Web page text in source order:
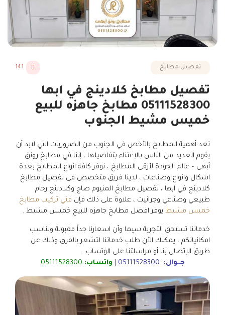
تفصيل مطابخ 141
تفصيل مطابخ كلادينج في ابها
05111528300 مطابخ جاهزه للبيع
خميس مشيط الجنوب
تعد أهمية المطابخ بالأخص في الجنوب من الضروريات التي لابد أن
يقوم العديد من الناس بالإعتناء بتفاصيلها ، إننا في مطابخ رونق
أبهى – عالم الجودة لأرقى المطابخ ، نوفر كافة انواع المطابخ بعدة
اشكال وانواع وصناعات ، لدينا فريق متخصص في تفصيل مطابخ
كلادينج في ابها ، تفصيل مطابخ المنيوم صاج وكلادينج رخام
طبيعي وصناعي وجرانيت ، علاوة على ذلك فإن فني تركيب مطابخ
خميس مشيط يوفر افضل مطابخ جاهزه للبيع خميس مشيط .
خدماتنا تستحق التجربة سيما وأن اسعارنا جداً مقبولة وتناسب
امكانياتكم ، يمكنك الأن طلب خدماتنا لتشعر بالفرق وذلك عن
طريق الإتصال بنا أو مراسلتنا على الوتساب :
جــوال:
05111528300 واتساب: 05111528300